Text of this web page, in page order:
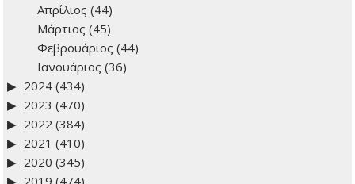
2025(443)
Δεκέμβριος(53)
Νοέμβριος(36)
Οκτώβριος(42)
Σεπτέμβριος
Αύγουστος
Ιούλιος(17)
Ιούνιος(36)
Μάιος(42)
Απρίλιος